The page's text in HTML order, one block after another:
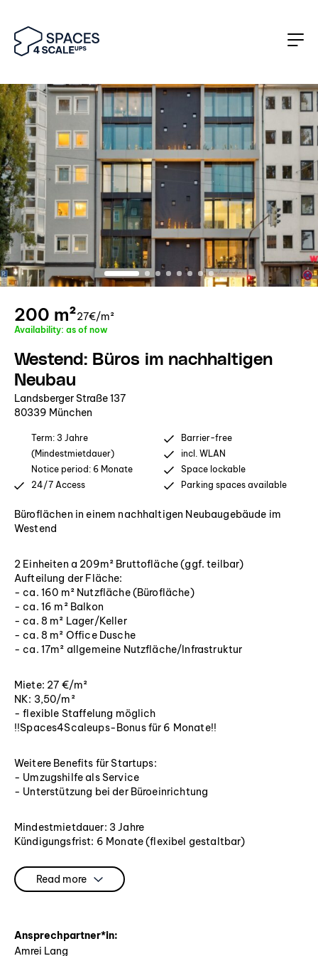
200 m²27€/m²
Availability: as of now
Westend: Büros im nachhaltigen
Neubau
Landsberger Straße 137
80339 München
Term: 3 Jahre
(Mindestmietdauer)
Notice period: 6 Monate
24/7 Access
Barrier-free
incl. WLAN
Space lockable
Parking spaces available
Büroflächen in einem nachhaltigen Neubaugebäude im
Westend
2 Einheiten a 209m² Bruttofläche (ggf. teilbar)
Aufteilung der Fläche:
- ca. 160 m² Nutzfläche (Bürofläche)
- ca. 16 m² Balkon
- ca. 8 m² Lager/Keller
- ca. 8 m² Office Dusche
- ca. 17m² allgemeine Nutzfläche/Infrastruktur
Miete: 27 €/m²
NK: 3,50/m²
- flexible Staffelung möglich
!!Spaces4Scaleups-Bonus für 6 Monate!!
Weitere Benefits für Startups:
- Umzugshilfe als Service
- Unterstützung bei der Büroeinrichtung
Mindestmietdauer: 3 Jahre
Kündigungsfrist: 6 Monate (flexibel gestaltbar)
Kaution: 3 MM
Inmitten eines pulsierenden urbanen Umfelds ist ein Neubau
entstanden, der Arbeit neu definiert. Vier exklusive
Read more
Ansprechpartner*in:
Amrei Lang